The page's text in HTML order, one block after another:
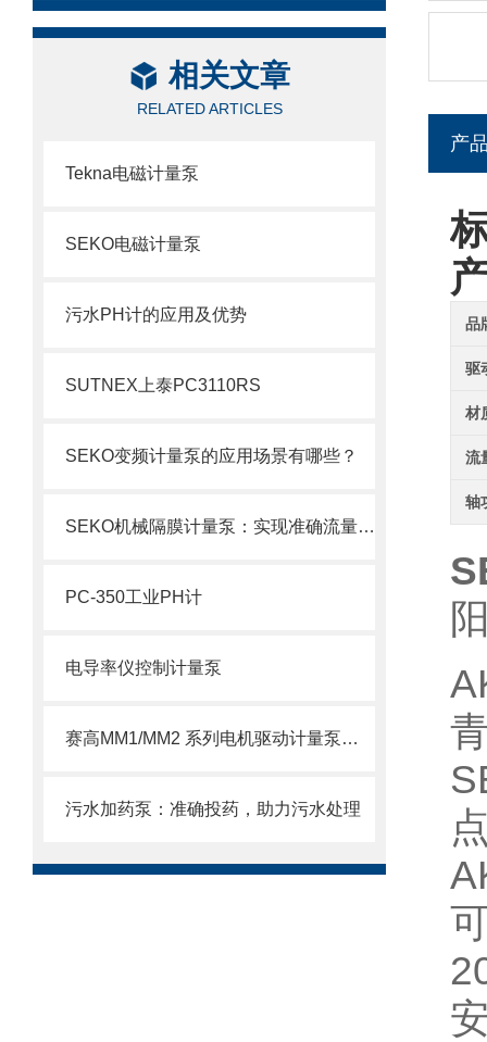
相关文章
RELATED ARTICLES
Tekna电磁计量泵
SEKO电磁计量泵
污水PH计的应用及优势
SUTNEX上泰PC3110RS
SEKO变频计量泵的应用场景有哪些？
SEKO机械隔膜计量泵：实现准确流量的理想选择
PC-350工业PH计
电导率仪控制计量泵
赛高MM1/MM2 系列电机驱动计量泵使用注意事项
污水加药泵：准确投药，助力污水处理
产
品
驱
材
流
轴